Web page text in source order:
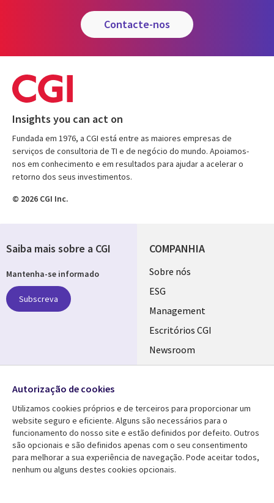
contacte-nos
Insights you can act on
Fundada em 1976, a CGI está entre as maiores empresas de
serviços de consultoria de TI e de negócio do mundo. Apoiamos-
nos em conhecimento e em resultados para ajudar a acelerar o
retorno dos seus investimentos.
© 2026 CGI Inc.
COMPANHIA
Useful
links
PORTUGAL
Sobre nós
ESG
Management
Escritórios CGI
Newsroom
Ecossistema de
Fusões
Media Center
Library
AJUDA
Legal
Saiba mais sobre a CGI
Mantenha-se informado
Subscreva
Social
Media
PORTUGAL
Autorização de cookies
Utilizamos cookies próprios e de terceiros para proporcionar um
website seguro e eficiente. Alguns são necessários para o
funcionamento do nosso site e estão definidos por defeito. Outros
são opcionais e são definidos apenas com o seu consentimento
para melhorar a sua experiência de navegação. Pode aceitar todos,
nenhum ou alguns destes cookies opcionais.